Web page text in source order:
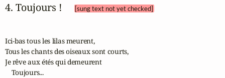
4. Toujours ! [sung text not yet checked]
Ici-bas tous les lilas meurent,
Tous les chants des oiseaux sont courts,
Je rêve aux étés qui demeurent
    Toujours...